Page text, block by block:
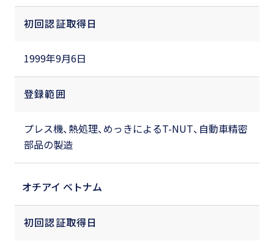
初回認証取得日
1999年9月6日
登録範囲
プレス機、熱処理、めっきによるT-NUT、自動車精密
部品の製造
オチアイ ベトナム
初回認証取得日